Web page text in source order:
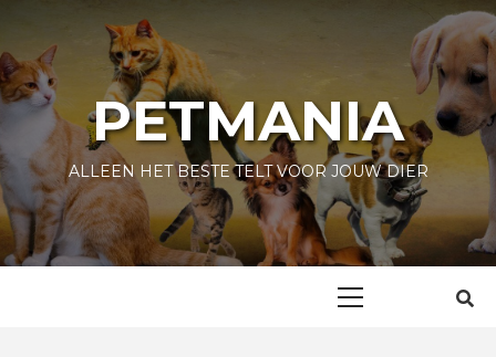
content
PETMANIA
ALLEEN HET BESTE TELT VOOR JOUW DIER